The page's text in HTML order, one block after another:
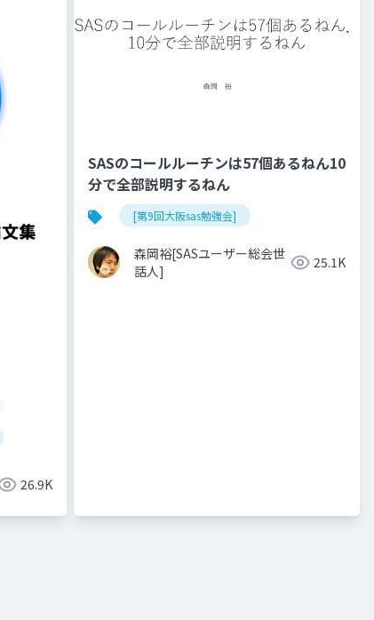
26.9K
SASのコールルーチンは57個あるねん10
分で全部説明するねん
[第9回大阪sas勉強会]
森岡裕[SASユーザー総会世
話人]
25.1K